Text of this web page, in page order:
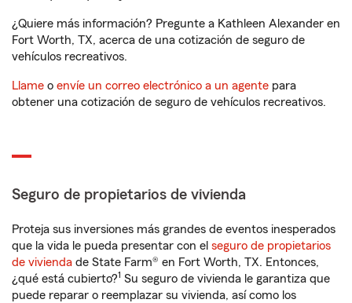
¿Quiere más información? Pregunte a Kathleen Alexander en
Fort Worth, TX, acerca de una cotización de seguro de
vehículos recreativos.
Llame o envíe un correo electrónico a un agente para
obtener una cotización de seguro de vehículos recreativos.
Seguro de propietarios de vivienda
Proteja sus inversiones más grandes de eventos inesperados
que la vida le pueda presentar con el seguro de propietarios
de vivienda de State Farm® en Fort Worth, TX. Entonces,
¿qué está cubierto?1 Su seguro de vivienda le garantiza que
puede reparar o reemplazar su vivienda, así como los